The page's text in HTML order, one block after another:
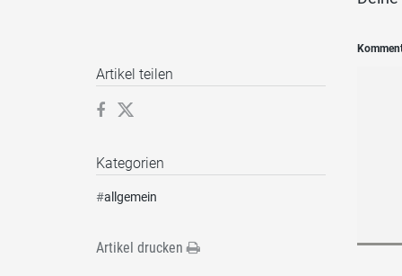
Artikel teilen
Kategorien
#allgemein
Artikel drucken